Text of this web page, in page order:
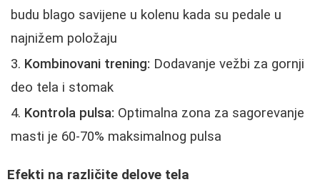
budu blago savijene u kolenu kada su pedale u
najnižem položaju
Kombinovani trening: Dodavanje vežbi za gornji
deo tela i stomak
Kontrola pulsa: Optimalna zona za sagorevanje
masti je 60-70% maksimalnog pulsa
Efekti na različite delove tela